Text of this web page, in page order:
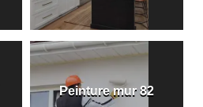
Peinture mur 82